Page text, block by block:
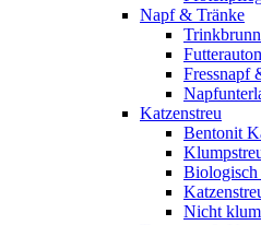
Napf & Tränke
Fressnapf
Katzenstreu
Bentonit
Biologisch
Nicht